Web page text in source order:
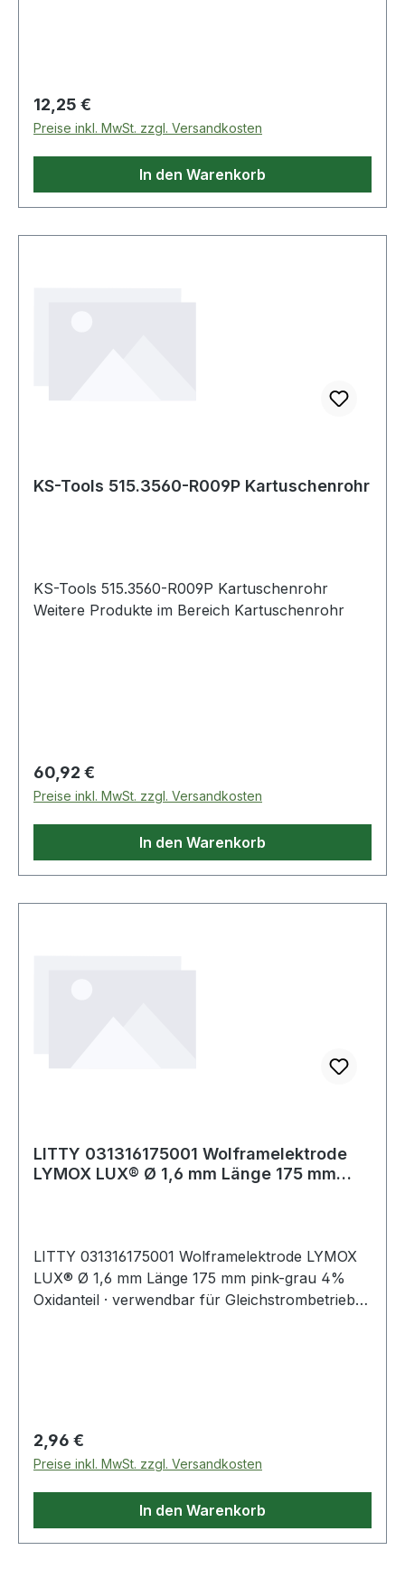
Spezialstecknuss, 15mm
Regulärer Preis:
12,25 €
Preise inkl. MwSt. zzgl. Versandkosten
In den Warenkorb
KS-Tools 515.3560-R009P Kartuschenrohr
KS-Tools 515.3560-R009P Kartuschenrohr
Weitere Produkte im Bereich Kartuschenrohr
Regulärer Preis:
60,92 €
Preise inkl. MwSt. zzgl. Versandkosten
In den Warenkorb
LITTY 031316175001 Wolframelektrode
LYMOX LUX® Ø 1,6 mm Länge 175 mm
LITTY 031316175001 Wolframelektrode LYMOX
LUX® Ø 1,6 mm Länge 175 mm pink-grau 4%
Oxidanteil · verwendbar für Gleichstrombetrieb
Zündfähigkeit · Länge: 175 mm Weitere
technische Eigenschaften: · Länge: 175mm
Regulärer Preis:
2,96 €
Preise inkl. MwSt. zzgl. Versandkosten
In den Warenkorb